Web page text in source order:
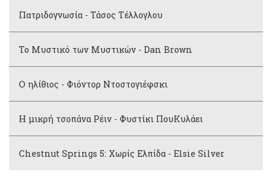
Πατριδογνωσία - Τάσος Τέλλογλου
Το Μυστικό των Μυστικών - Dan Brown
Ο ηλίθιος - Φιόντορ Ντοστογιέφσκι
Η μικρή τσοπάνα Ρέιν - Φυστίκι ΠουΚυλάει
Chestnut Springs 5: Χωρίς Ελπίδα - Elsie Silver